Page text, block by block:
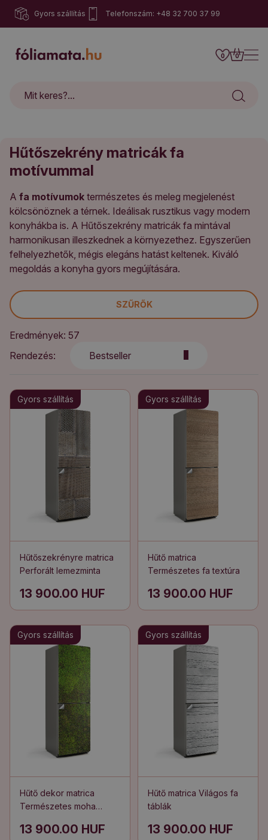
Gyors szállítás Telefonszám: +48 32 700 37 99
0 0
Hűtőszekrény matricák fa
motívummal
A fa motívumok természetes és meleg megjelenést
kölcsönöznek a térnek. Ideálisak rusztikus vagy modern
konyhákba is. A Hűtőszekrény matricák fa mintával
harmonikusan illeszkednek a környezethez. Egyszerűen
felhelyezhetők, mégis elegáns hatást keltenek. Kiváló
megoldás a konyha gyors megújítására.
SZŰRŐK
Eredmények: 57
Rendezés:
Bestseller
Gyors szállítás
Hűtőszekrényre matrica
Perforált lemezminta
13 900.00 HUF
Gyors szállítás
Hűtő matrica
Természetes fa textúra
13 900.00 HUF
Gyors szállítás
Hűtő dekor matrica
Természetes moha
13 900.00 HUF
Gyors szállítás
Hűtő matrica Világos fa
táblák
13 900.00 HUF